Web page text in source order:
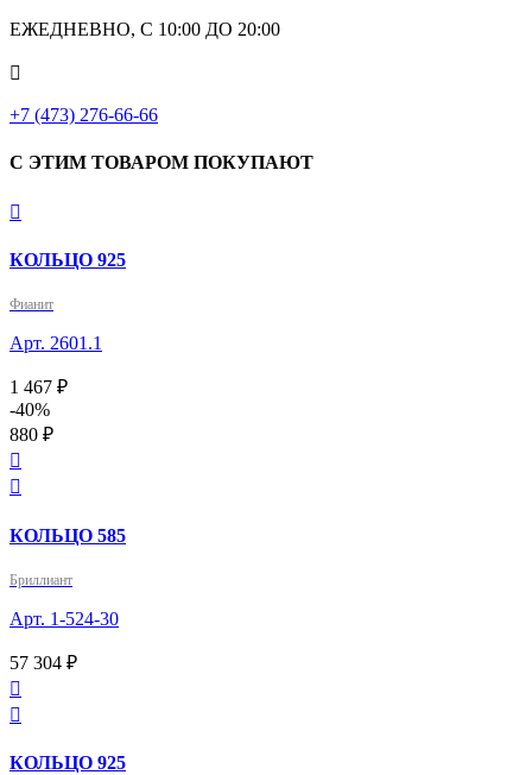
ЕЖЕДНЕВНО, С 10:00 ДО 20:00

+7 (473) 276-66-66
С ЭТИМ ТОВАРОМ ПОКУПАЮТ

КОЛЬЦО 925
Фианит
Арт. 2601.1
1 467 ₽
-40%
880 ₽


КОЛЬЦО 585
Бриллиант
Арт. 1-524-30
57 304 ₽


КОЛЬЦО 925